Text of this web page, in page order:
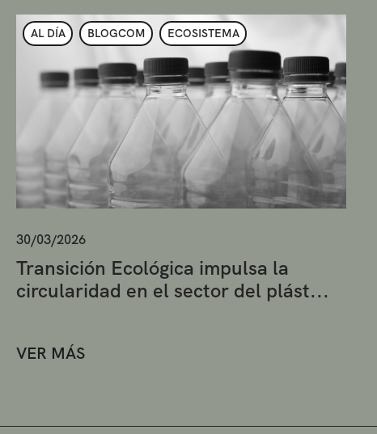
AL DÍA BLOGCOM ECOSISTEMA
30/03/2026
Transición Ecológica impulsa la
circularidad en el sector del plást...
VER MÁS